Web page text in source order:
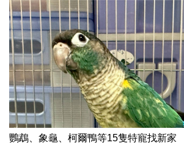
鸚鵡、象龜、柯爾鴨等15隻特寵找新